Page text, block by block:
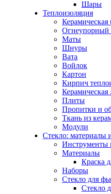
Шары
Теплоизоляция
Керамическая
Огнеупорный
Маты
Шнуры
Вата
Войлок
Картон
Кирпич
Керамическая
Плиты
Пропитки и
Ткань из
Модули
Стекло: материалы
Инструменты
Материалы
Краска
Наборы
Стекло для
Стекло